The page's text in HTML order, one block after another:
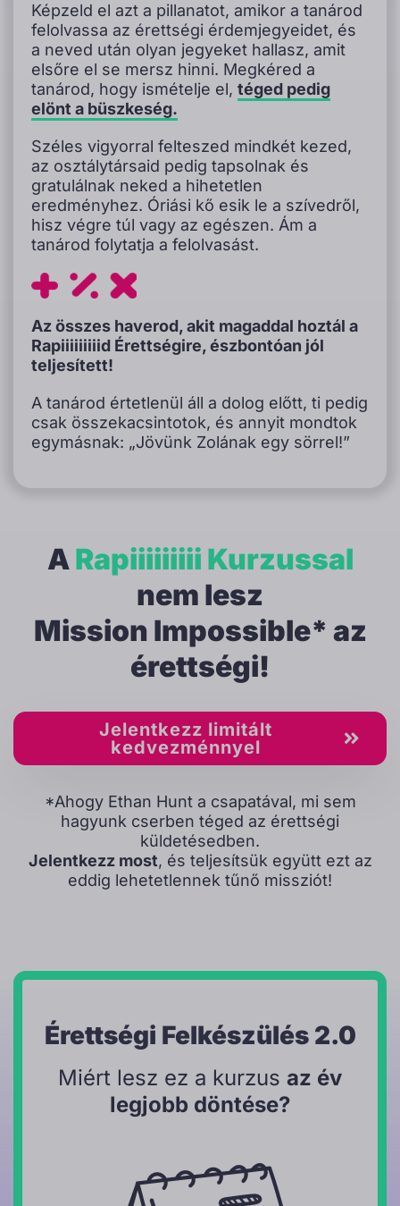
Képzeld el azt a pillanatot, amikor a tanárod
felolvassa az érettségi érdemjegyeidet, és
a neved után olyan jegyeket hallasz, amit
elsőre el se mersz hinni. Megkéred a
tanárod, hogy ismételje el, téged pedig
elönt a büszkeség.
Széles vigyorral felteszed mindkét kezed,
az osztálytársaid pedig tapsolnak és
gratulálnak neked a hihetetlen
eredményhez. Óriási kő esik le a szívedről,
hisz végre túl vagy az egészen. Ám a
tanárod folytatja a felolvasást.
Az összes haverod, akit magaddal hoztál a
Rapiiiiiiiiid Érettségire, észbontóan jól
teljesített!
A tanárod értetlenül áll a dolog előtt, ti pedig
csak összekacsintotok, és annyit mondtok
egymásnak: „Jövünk Zolának egy sörrel!”
ARapiiiiiiiii Kurzussal
nem lesz
Mission Impossible* az
érettségi!
Jelentkezz limitált
kedvezménnyel
*Ahogy Ethan Hunt a csapatával, mi sem
hagyunk cserben téged az érettségi
küldetésedben.
Jelentkezz most, és teljesítsük együtt ezt az
eddig lehetetlennek tűnő missziót!
Érettségi Felkészülés 2.0
Miért lesz ez a kurzus az év
legjobb döntése?